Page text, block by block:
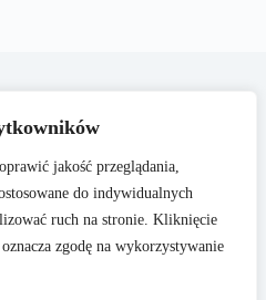
jakość przeglądania,
do indywidualnych
ruch na stronie. Kliknięcie
zgodę na wykorzystywanie
oferujący aktualne
jak biznes, finanse,
Naszym celem jest
wspierają czytelników w
oraz inspirują do
artykuły były zrozumiałe i
od poziomu wiedzy.